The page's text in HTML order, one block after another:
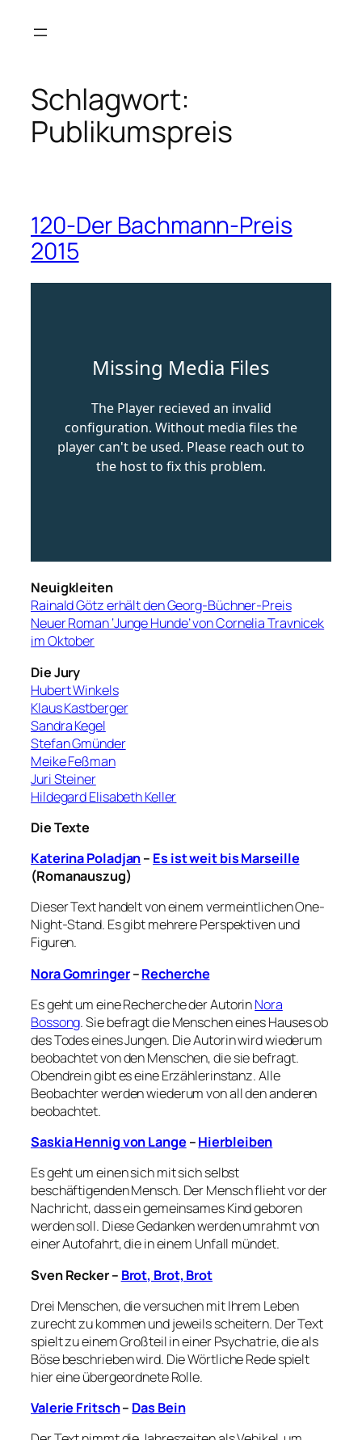
Inhalt
Schlagwort:
Publikumspreis
120-Der Bachmann-Preis
2015
Neuigkleiten
Rainald Götz erhält den Georg-Büchner-Preis
Neuer Roman ‘Junge Hunde’ von Cornelia Travnicek
im Oktober
Die Jury
Hubert Winkels
Klaus Kastberger
Sandra Kegel
Stefan Gmünder
Meike Feßman
Juri Steiner
Hildegard Elisabeth Keller
Die Texte
Katerina Poladjan– Es ist weit bis Marseille
(Romanauszug)
Dieser Text handelt von einem vermeintlichen One-
Night-Stand. Es gibt mehrere Perspektiven und
Figuren.
Nora Gomringer–Recherche
Es geht um eine Recherche der AutorinNora
Bossong. Sie befragt die Menschen eines Hauses ob
des Todes eines Jungen. Die Autorin wird wiederum
beobachtet von den Menschen, die sie befragt.
Obendrein gibt es eine Erzählerinstanz. Alle
Beobachter werden wiederum von all den anderen
beobachtet.
Saskia Hennig von Lange –Hierbleiben
Es geht um einen sich mit sich selbst
beschäftigenden Mensch. Der Mensch flieht vor der
Nachricht, dass ein gemeinsames Kind geboren
werden soll. Diese Gedanken werden umrahmt von
einer Autofahrt, die in einem Unfall mündet.
Sven Recker– Brot, Brot, Brot
Drei Menschen, die versuchen mit Ihrem Leben
zurecht zu kommen und jeweils scheitern. Der Text
spielt zu einem Großteil in einer Psychatrie, die als
Böse beschrieben wird. Die Wörtliche Rede spielt
hier eine übergeordnete Rolle.
Valerie Fritsch– Das Bein